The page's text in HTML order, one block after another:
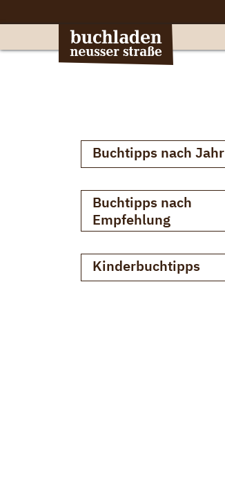
Buchtipps nach Jahr
Buchtipps nach
Empfehlung
Kinderbuchtipps